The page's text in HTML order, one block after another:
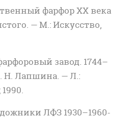
фарфор XX века
— М.: Искусство,
завод. 1744–
Н. Лапшина. — Л.:
ЛФЗ 1930–1960-